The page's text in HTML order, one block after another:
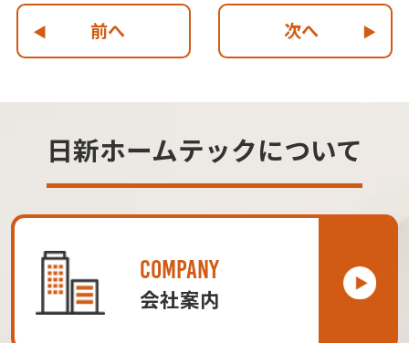
前へ 次へ
日新ホームテックについて
COMPANY
会社案内